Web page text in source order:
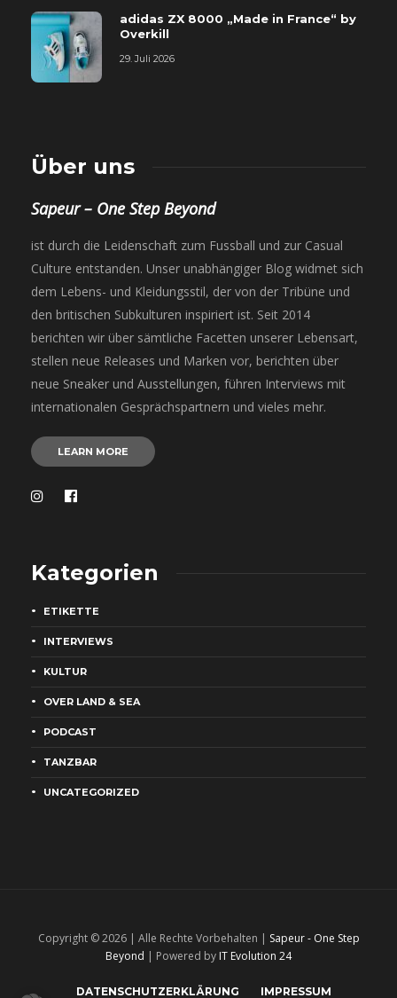
adidas ZX 8000 „Made in France“ by
Overkill
29. Juli 2026
Über uns
Sapeur – One Step Beyond
ist durch die Leidenschaft zum Fussball und zur Casual
Culture entstanden. Unser unabhängiger Blog widmet sich
dem Lebens- und Kleidungsstil, der von der Tribüne und
den britischen Subkulturen inspiriert ist. Seit 2014
berichten wir über sämtliche Facetten unserer Lebensart,
stellen neue Releases und Marken vor, berichten über
neue Sneaker und Ausstellungen, führen Interviews mit
internationalen Gesprächspartnern und vieles mehr.
LEARN MORE
Kategorien
ETIKETTE
INTERVIEWS
KULTUR
OVER LAND & SEA
PODCAST
TANZBAR
UNCATEGORIZED
Copyright © 2026 | Alle Rechte Vorbehalten | Sapeur - One Step
Beyond | Powered by IT Evolution 24
DATENSCHUTZERKLÄRUNG IMPRESSUM